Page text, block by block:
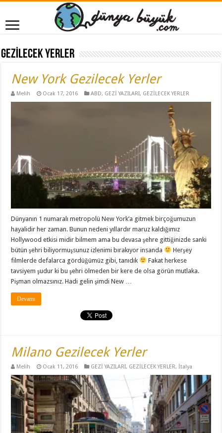
GEZİLECEK YERLER
New York Gezilecek Yerler
Melih Ocak 17, 2016 ABD, GEZİ YAZILARI, GEZİLECEK YERLER
Dünyanın 1 numaralı metropolü New York’a gitmek birçoğumuzun
hayalidir her zaman. Bunun nedeni yıllardır maruz kaldığımız
Hollywood etkisi midir bilmem ama bu devasa şehre gittiğinizde sanki
bütün şehri biliyormuşsunuz izlenimi bırakıyor insanda
Herşey
filmlerde defalarca gördüğümüz gibi, tanıdık
Fakat herkese
tavsiyem şudur ki bu şehri ölmeden bir kere de olsa görün mutlaka.
Pişman olmazsınız. Hadi gelin şimdi New …
Devamı
Milano Gezilecek Yerler
Melih Ocak 11, 2016 GEZİ YAZILARI, GEZİLECEK YERLER,İtalya